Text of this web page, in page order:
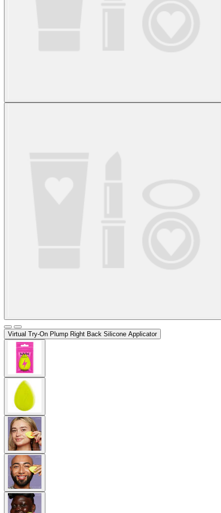
Virtual Try-On Plump Right Back Silicone Applicator